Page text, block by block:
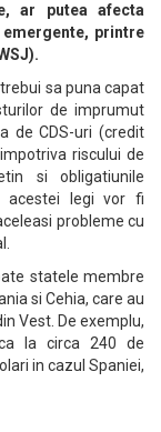
ar putea afecta
printre
sa puna capat
de imprumut
de CDS-uri (credit
riscului de
si obligatiunile
acestei legi vor fi
probleme cu
statele membre
si Cehia, care au
Vest. De exemplu,
la circa 240 de
in cazul Spaniei,